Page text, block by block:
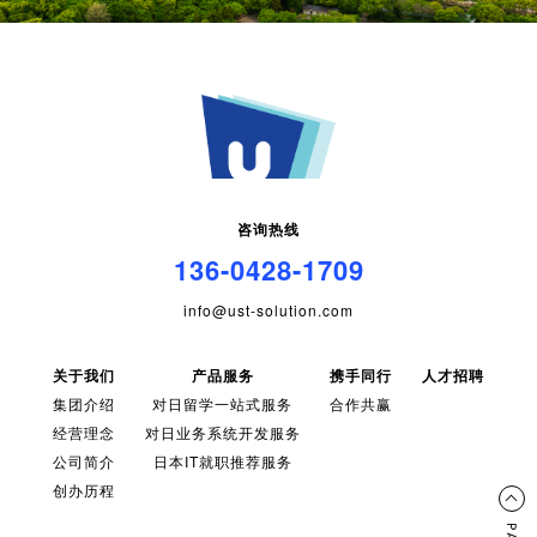
咨询热线
136-0428-1709
info@ust-solution.com
关于我们
集团介绍
经营理念
公司简介
创办历程
产品服务
对日留学一站式服务
对日业务系统开发服务
日本IT就职推荐服务
携手同行
合作共赢
人才招聘